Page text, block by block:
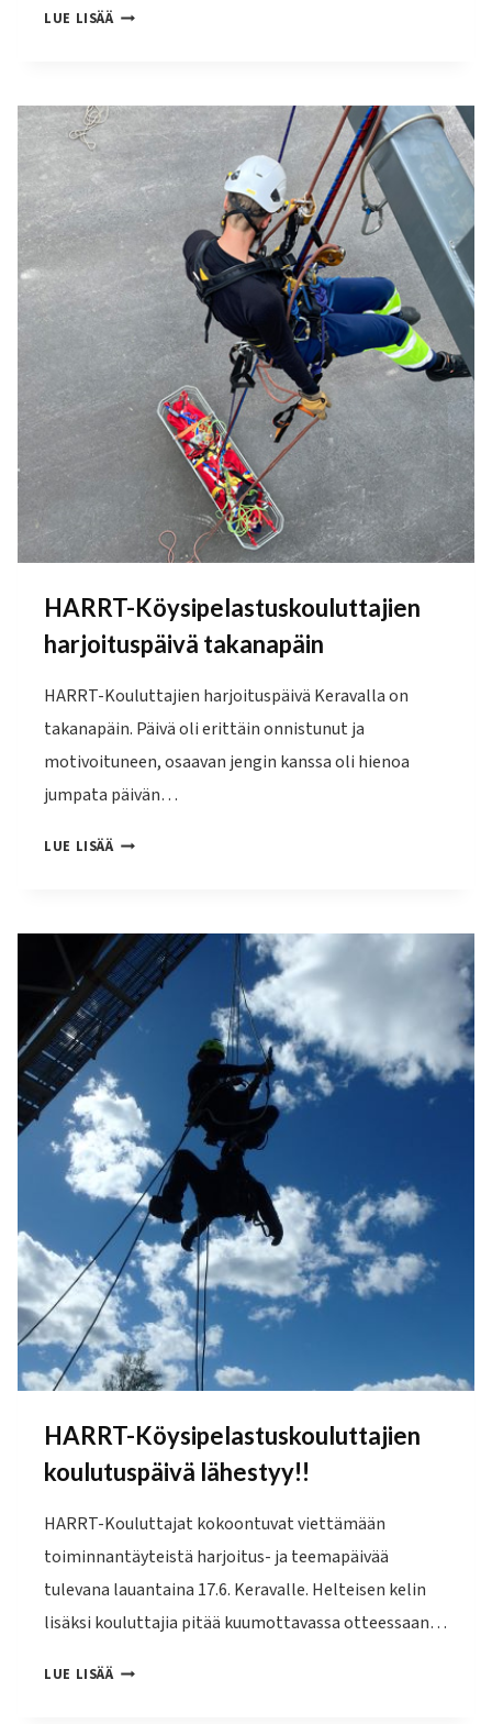
LUE LISÄÄHIGH
LOMAILEE
HEINÄKUUSSA!!
HARRT-Köysipelastuskouluttajien
harjoituspäivä takanapäin
HARRT-Kouluttajien harjoituspäivä Keravalla on
takanapäin. Päivä oli erittäin onnistunut ja
motivoituneen, osaavan jengin kanssa oli hienoa
jumpata päivän…
LUE LISÄÄHARRT-
TAKANAPÄIN
HARRT-Köysipelastuskouluttajien
koulutuspäivä lähestyy!!
HARRT-Kouluttajat kokoontuvat viettämään
toiminnantäyteistä harjoitus- ja teemapäivää
tulevana lauantaina 17.6. Keravalle. Helteisen kelin
lisäksi kouluttajia pitää kuumottavassa otteessaan…
LUE LISÄÄHARRT-